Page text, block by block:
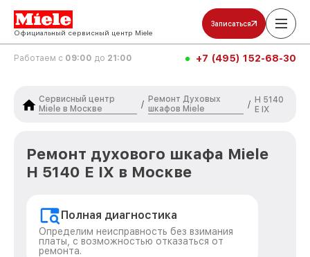
Официальный сервисный центр Miele
Записаться
Работаем с 09:00 до 21:00 +7 (495) 152-68-30
Сервисный центр
Miele в Москве
/
Ремонт Духовых
шкафов Miele
/ H 5140
E IX
Ремонт духового шкафа Miele
H 5140 E IX в Москве
Полная диагностика
Определим неисправность без взимания
платы, с возможностью отказаться от
ремонта.